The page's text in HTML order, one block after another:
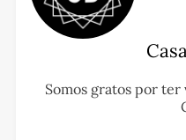
Somos gratos por